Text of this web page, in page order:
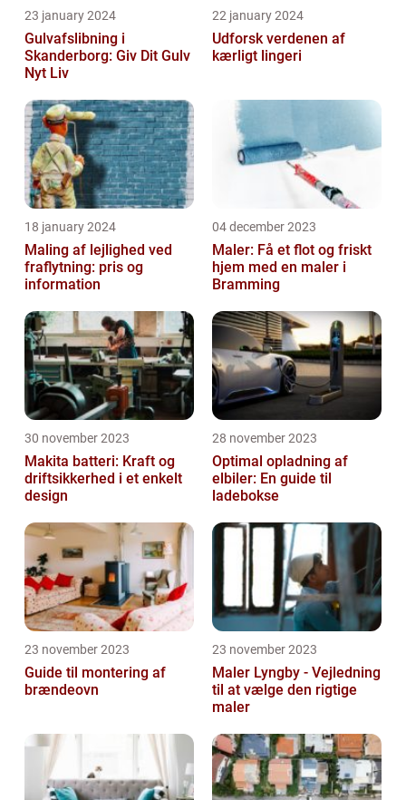
23 january 2024
Gulvafslibning i
Skanderborg: Giv Dit Gulv
Nyt Liv
22 january 2024
Udforsk verdenen af
kærligt lingeri
18 january 2024
Maling af lejlighed ved
fraflytning: pris og
information
04 december 2023
Maler: Få et flot og friskt
hjem med en maler i
Bramming
30 november 2023
Makita batteri: Kraft og
driftsikkerhed i et enkelt
design
28 november 2023
Optimal opladning af
elbiler: En guide til
ladebokse
23 november 2023
Guide til montering af
brændeovn
23 november 2023
Maler Lyngby - Vejledning
til at vælge den rigtige
maler